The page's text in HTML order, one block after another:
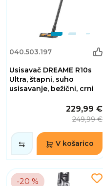
040.503.197
Usisavač DREAME R10s
Ultra, štapni, suho
usisavanje, bežični, crni
229,99 €
249,99 €
V košarico
-20 %